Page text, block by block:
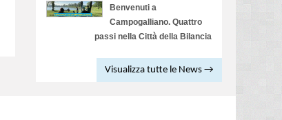
Benvenuti a
Campogalliano. Quattro
passi nella Città della Bilancia
Visualizza tutte le News →